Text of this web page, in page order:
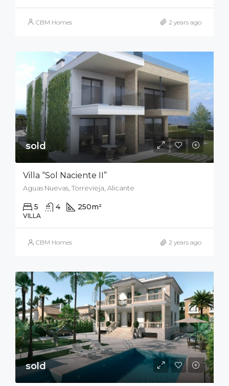
CBM Homes 2 years ago
sold
Villa “Sol Naciente II”
Aguas Nuevas, Torrevieja, Alicante
5 4 250m²
VILLA
CBM Homes 2 years ago
sold